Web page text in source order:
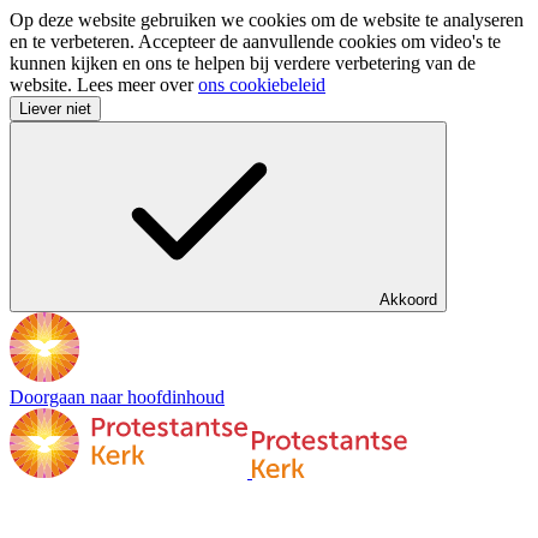
Op deze website gebruiken we cookies om de website te analyseren
en te verbeteren. Accepteer de aanvullende cookies om video's te
kunnen kijken en ons te helpen bij verdere verbetering van de
website. Lees meer overons cookiebeleid
Liever niet
Akkoord
Doorgaan naar hoofdinhoud